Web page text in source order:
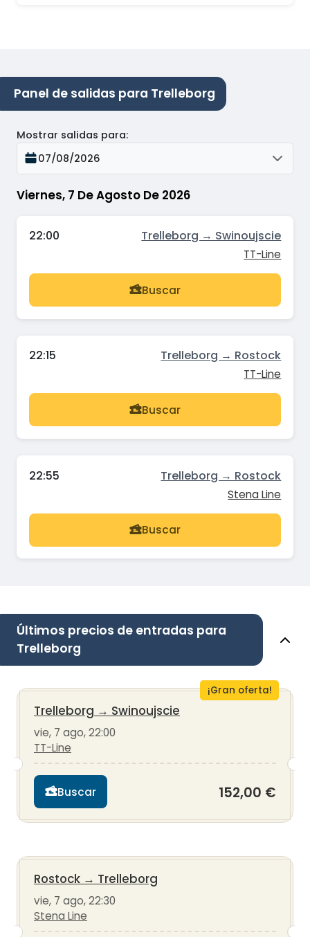
Panel de salidas para Trelleborg
Viernes, 7 De Agosto De 2026
Mostrar salidas para:
07/08/2026
22:00 Trelleborg → Swinoujscie
TT-Line
Buscar
22:15 Trelleborg → Rostock
TT-Line
Buscar
22:55 Trelleborg → Rostock
Stena Line
Buscar
Últimos precios de entradas para
Trelleborg
¡Gran oferta!
Trelleborg → Swinoujscie
vie, 7 ago, 22:00
TT-Line
Buscar 152,00 €
Rostock → Trelleborg
vie, 7 ago, 22:30
Stena Line